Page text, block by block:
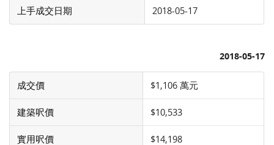
上手成交日期 2018-05-17
2018-05-17
成交價 $1,106 萬元
建築呎價 $10,533
實用呎價 $14,198